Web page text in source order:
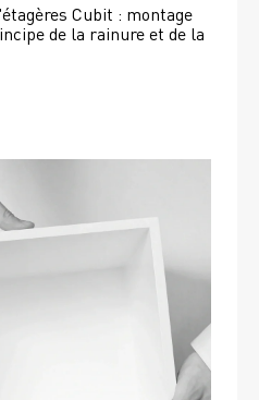
Cubit : montage
de la rainure et de la